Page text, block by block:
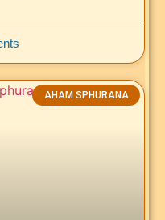
AHAM SPHURANA